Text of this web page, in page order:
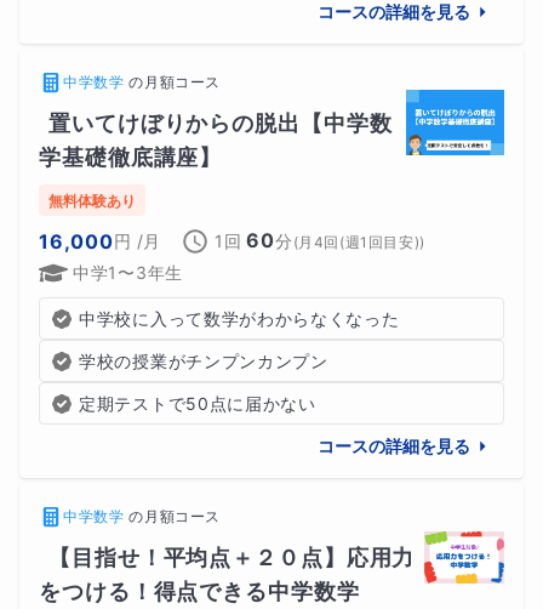
オンライン授業での会議アプリは、特に指定がなければ
コースの詳細を見る
中学数学 の 月額コース
置いてけぼりからの脱出【中学数
学基礎徹底講座】
無料体験あり
16,000円 /月 1回 60分 (月4回(週1回目安))
中学1〜3年生
中学校に入って数学がわからなくなった
学校の授業がチンプンカンプン
定期テストで50点に届かない
コースの詳細を見る
中学数学 の 月額コース
【目指せ！平均点＋２０点】応用力
をつける！得点できる中学数学